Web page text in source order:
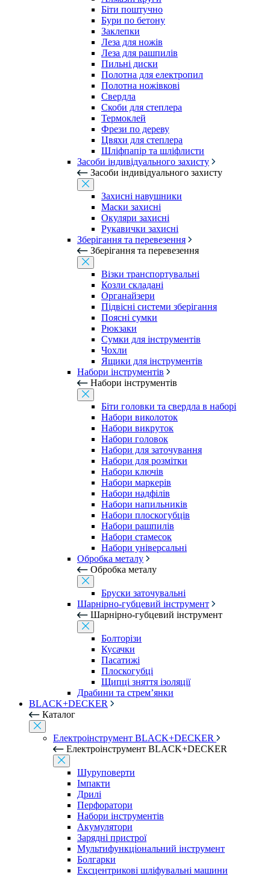
Біти поштучно
Бури по бетону
Заклепки
Леза для ножів
Леза для рашпилів
Пильні диски
Полотна для електропил
Полотна ножівкові
Свердла
Скоби для степлера
Термоклей
Фрези по дереву
Цвяхи для степлера
Шліфпапір та шліфлисти
Засоби індивідуального захисту
Засоби індивідуального захисту
Захисні навушники
Маски захисні
Окуляри захисні
Рукавички захисні
Зберігання та перевезення
Зберігання та перевезення
Візки транспортувальні
Козли складані
Органайзери
Підвісні системи зберігання
Поясні сумки
Рюкзаки
Сумки для інструментів
Чохли
Ящики для інструментів
Набори інструментів
Набори інструментів
Біти головки та свердла в наборі
Набори виколоток
Набори викруток
Набори головок
Набори для заточування
Набори для розмітки
Набори ключів
Набори маркерів
Набори надфілів
Набори напильників
Набори плоскогубців
Набори рашпилів
Набори стамесок
Набори універсальні
Обробка металу
Обробка металу
Бруски заточувальні
Шарнірно-губцевий інструмент
Шарнірно-губцевий інструмент
Болторізи
Кусачки
Пасатижі
Плоскогубці
Щипці зняття ізоляції
Драбини та стрем’янки
BLACK+DECKER
Каталог
Електроінструмент BLACK+DECKER
Електроінструмент BLACK+DECKER
Шуруповерти
Імпакти
Дрилі
Перфоратори
Набори інструментів
Акумулятори
Зарядні пристрої
Мультифункціональний інструмент
Болгарки
Ексцентрикові шліфувальні машини